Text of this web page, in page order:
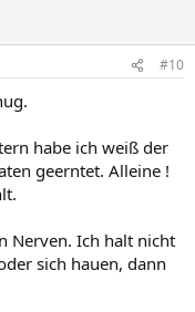
#10
habe ich weiß der
geerntet. Alleine !
Nerven. Ich halt nicht
sich hauen, dann